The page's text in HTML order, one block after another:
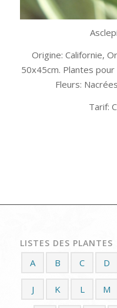
Origine: Californie,
50x45cm. Plantes
Fleurs:
Tarif:
LISTES DES PLANTES
A B C D
J K L M